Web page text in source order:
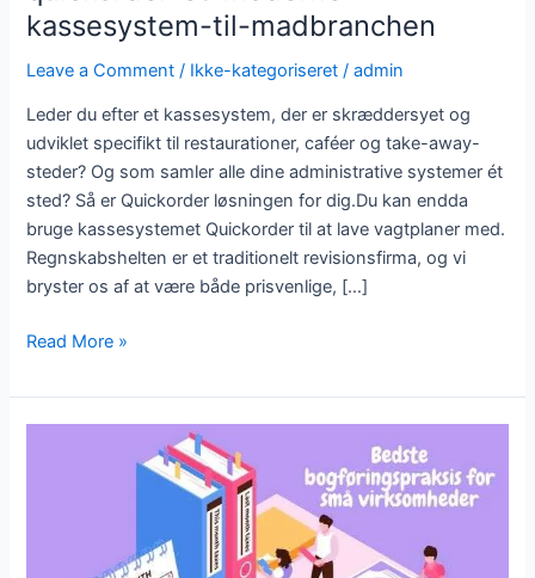
kassesystem-til-madbranchen
Leave a Comment / Ikke-kategoriseret /admin
Leder du efter et kassesystem, der er skræddersyet og
udviklet specifikt til restaurationer, caféer og take-away-
steder? Og som samler alle dine administrative systemer ét
sted? Så er Quickorder løsningen for dig.Du kan endda
bruge kassesystemet Quickorder til at lave vagtplaner med.
Regnskabshelten er et traditionelt revisionsfirma, og vi
bryster os af at være både prisvenlige, […]
Read More »
bogføringspraksis
virksomheder